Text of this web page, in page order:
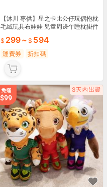
【沐川 專供】星之卡比公仔玩偶抱枕
毛絨玩具布娃娃 兒童周邊午睡枕掛件
299~ 594
運費券 折扣碼